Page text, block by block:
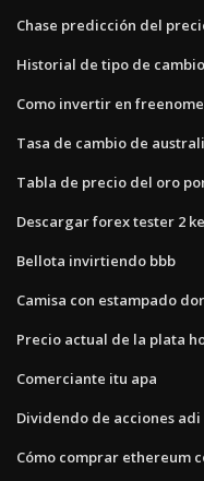
Chase predicción del
Historial de tipo de
Como invertir en freenome
Tasa de cambio de
Tabla de precio del oro
Descargar forex tester 2
Bellota invirtiendo bbb
Camisa con estampado
Precio actual de la plata
Comerciante itu apa
Dividendo de acciones adi
Cómo comprar ethereum